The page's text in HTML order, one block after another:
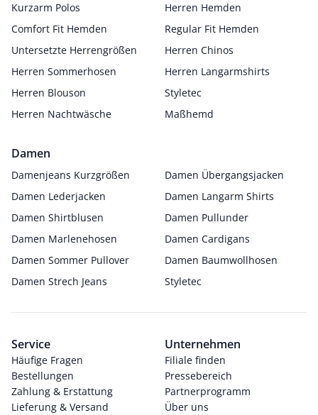
Kurzarm Polos
Herren Hemden
Comfort Fit Hemden
Regular Fit Hemden
Untersetzte Herrengrößen
Herren Chinos
Herren Sommerhosen
Herren Langarmshirts
Herren Blouson
Styletec
Herren Nachtwäsche
Maßhemd
Damen
Damenjeans Kurzgrößen
Damen Übergangsjacken
Damen Lederjacken
Damen Langarm Shirts
Damen Shirtblusen
Damen Pullunder
Damen Marlenehosen
Damen Cardigans
Damen Sommer Pullover
Damen Baumwollhosen
Damen Strech Jeans
Styletec
Service
Häufige Fragen
Bestellungen
Zahlung & Erstattung
Lieferung & Versand
Unternehmen
Filiale finden
Pressebereich
Partnerprogramm
Über uns